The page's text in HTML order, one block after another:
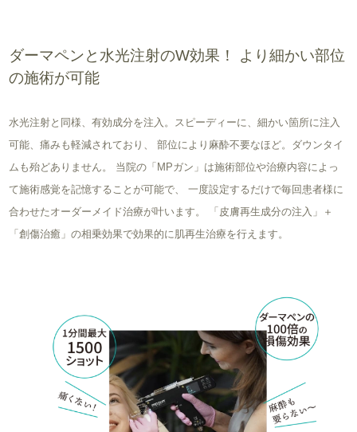
ダーマペンと水光注射のW効果！ より細かい部位
の施術が可能
水光注射と同様、有効成分を注入。スピーディーに、細かい箇所に注入
可能、痛みも軽減されており、 部位により麻酔不要なほど。ダウンタイ
ムも殆どありません。 当院の「MPガン」は施術部位や治療内容によっ
て施術感覚を記憶することが可能で、 一度設定するだけで毎回患者様に
合わせたオーダーメイド治療が叶います。 「皮膚再生成分の注入」＋
「創傷治癒」の相乗効果で効果的に肌再生治療を行えます。